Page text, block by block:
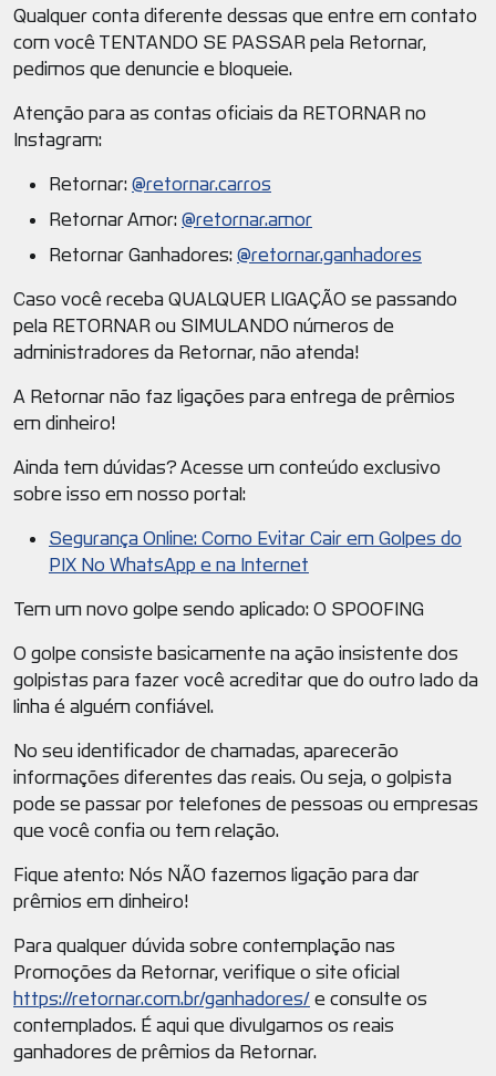
Qualquer conta diferente dessas que entre em contato
com você TENTANDO SE PASSAR pela Retornar,
pedimos que denuncie e bloqueie.
Atenção para as contas oficiais da RETORNAR no
Instagram:
Retornar:@retornar.carros
Retornar Amor:@retornar.amor
Retornar Ganhadores:@retornar.ganhadores
Caso você receba QUALQUER LIGAÇÃO se passando
pela RETORNAR ou SIMULANDO números de
administradores da Retornar, não atenda!
A Retornar não faz ligações para entrega de prêmios
em dinheiro!
Ainda tem dúvidas? Acesse um conteúdo exclusivo
sobre isso em nosso portal:
Segurança Online: Como Evitar Cair em Golpes do
PIX No WhatsApp e na Internet
Tem um novo golpe sendo aplicado: O SPOOFING
O golpe consiste basicamente na ação insistente dos
golpistas para fazer você acreditar que do outro lado da
linha é alguém confiável.
No seu identificador de chamadas, aparecerão
informações diferentes das reais. Ou seja, o golpista
pode se passar por telefones de pessoas ou empresas
que você confia ou tem relação.
Fique atento: Nós NÃO fazemos ligação para dar
prêmios em dinheiro!
Para qualquer dúvida sobre contemplação nas
Promoções da Retornar, verifique o site oficial
https://retornar.com.br/ganhadores/e consulte os
contemplados. É aqui que divulgamos os reais
ganhadores de prêmios da Retornar.